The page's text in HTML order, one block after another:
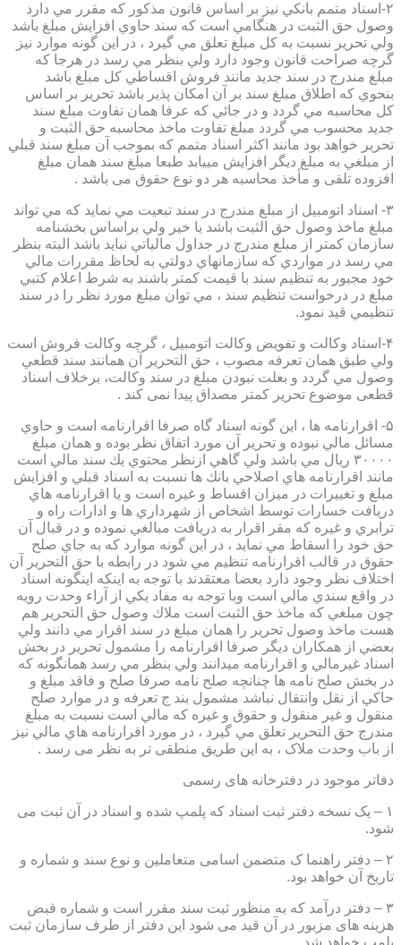
۲-اسناد متمم بانكي نيز بر اساس قانون مذكور كه مقرر مي دارد
وصول حق الثبت در هنگامي است كه سند حاوي افزايش مبلغ باشد
ولي تحرير نسبت به كل مبلغ تعلق مي گيرد ، در اين گونه موارد نيز
گرچه صراحت قانون وجود دارد ولي بنظر مي رسد در هرجا كه
مبلغ مندرج در سند جديد مانند فروش اقساطي كل مبلغ باشد
بنحوي كه اطلاق مبلغ سند بر آن امكان پذير باشد تحرير بر اساس
كل محاسبه مي گردد و در جائي كه عرفا همان تفاوت مبلغ سند
جديد محسوب مي گردد مبلغ تفاوت ماخذ محاسبه حق الثبت و
تحرير خواهد بود مانند اكثر اسناد متمم كه بموجب آن مبلغ سند قبلي
از مبلغي به مبلغ ديگر افزايش مييابد طبعا مبلغ سند همان مبلغ
افزوده تلقی و مأخذ محاسبه هر دو نوع حقوق می باشد .
۳- اسناد اتومبيل از مبلغ مندرج در سند تبعيت مي نمايد كه مي تواند
مبلغ ماخذ وصول حق الثبت باشد يا خير ولي براساس بخشنامه
سازمان كمتر از مبلغ مندرج در جداول مالياتي نبايد باشد البته بنظر
مي رسد در مواردي كه سازمانهاي دولتي به لحاظ مقررات مالي
خود مجبور به تنظيم سند با قيمت كمتر باشند به شرط اعلام كتبي
مبلغ در درخواست تنظيم سند ، مي توان مبلغ مورد نظر را در سند
تنظيمي قيد نمود.
۴-اسناد وكالت و تفويض وكالت اتومبيل ، گرچه وكالت فروش است
ولي طبق همان تعرفه مصوب ، حق التحرير آن همانند سند قطعي
وصول مي گردد و بعلت نبودن مبلغ در سند وكالت، برخلاف اسناد
قطعی موضوع تحریر کمتر مصداق پیدا نمی کند .
۵- اقرارنامه ها ، اين گونه اسناد گاه صرفا اقرارنامه است و حاوي
مسائل مالي نبوده و تحرير آن مورد اتفاق نظر بوده و همان مبلغ
۳۰۰۰۰ ريال مي باشد ولي گاهي ازنظر محتوي يك سند مالي است
مانند اقرارنامه هاي اصلاحي بانك ها نسبت به اسناد قبلي و افزايش
مبلغ و تغييرات در ميزان اقساط و غيره است و يا اقرارنامه هاي
دريافت خسارات توسط اشخاص از شهرداري ها و ادارات راه و
ترابري و غيره كه مقر اقرار به دريافت مبالغي نموده و در قبال آن
حق خود را اسقاط مي نمايد ، در اين گونه موارد كه به جاي صلح
حقوق در قالب اقرارنامه تنظيم مي شود در رابطه با حق التحرير آن
اختلاف نظر وجود دارد بعضا معتقدند با توجه به اينكه اينگونه اسناد
در واقع سندي مالي است وبا توجه به مفاد يكي از آراء وحدت رويه
چون مبلغي كه ماخذ حق الثبت است ملاك وصول حق التحرير هم
هست ماخذ وصول تحرير را همان مبلغ در سند اقرار مي دانند ولي
بعضي از همكاران ديگر صرفا اقرارنامه را مشمول تحرير در بخش
اسناد غيرمالي و اقرارنامه ميدانند ولي بنظر مي رسد همانگونه كه
در بخش صلح نامه ها چنانچه صلح نامه صرفا صلح و فاقد مبلغ و
حاكي از نقل وانتقال نباشد مشمول بند ج تعرفه و در موارد صلح
منقول و غير منقول و حقوق و غيره كه مالي است نسبت به مبلغ
مندرج حق التحرير تعلق مي گيرد ، در مورد اقرارنامه هاي مالي نيز
از باب وحدت ملاک ، به این طریق منطقی تر به نظر می رسد .
دفاتر موجود در دفترخانه های رسمی
۱ – یک نسخه دفتر ثبت اسناد که پلمپ شده و اسناد در آن ثبت می
شود.
۲ – دفتر راهنما ک متضمن اسامی متعاملین و نوع سند و شماره و
تاریخ آن خواهد بود.
۳ – دفتر درآمد که به منظور ثبت سند مقرر است و شماره قبض
هزینه های مزبور در آن قید می شود این دفتر از طرف سازمان ثبت